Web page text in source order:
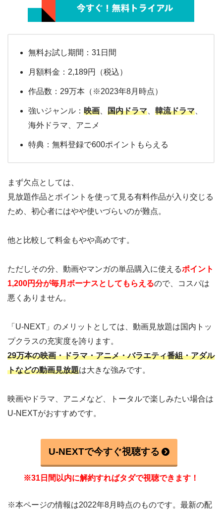
無料お試し期間：31日間
月額料金：2,189円（税込）
作品数：29万本（※2023年8月時点）
強いジャンル： 映画 国内ドラマ 韓流ドラマ
海外ドラマ、アニメ
特典：無料登録で600ポイントもらえる
まず欠点としては、
見放題作品とポイントを使って見る有料作品が入り交じる
ため、初心者にはやや使いづらいのが難点。
他と比較して料金もやや高めです。
ただしその分、動画やマンガの単品購入に使えるポイント
1,200円分が毎月ボーナスとしてもらえるので、コスパは
悪くありません。
「U-NEXT」のメリットとしては、動画見放題は国内トッ
プクラスの充実度を誇ります。
29万本の映画・ドラマ・アニメ・バラエティ番組・アダル
トなどの動画見放題は大きな強みです。
映画やドラマ、アニメなど、トータルで楽しみたい場合は
U-NEXTがおすすめです。
U-NEXTで今すぐ視聴する
※31日間以内に解約すればタダで視聴できます！
※本ページの情報は2022年8月時点のものです。最新の配